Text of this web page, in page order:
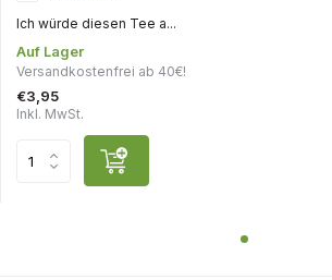
Ich würde diesen Tee a...
Auf Lager
Versandkostenfrei ab 40€!
€3,95
Inkl. MwSt.